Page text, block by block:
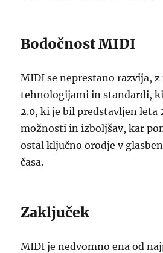
Bodočnost MIDI
MIDI se neprestano razvija,
tehnologijami in standardi,
2.0, ki je bil predstavljen leta
možnosti in izboljšav, kar
ostal ključno orodje v
časa.
Zaključek
MIDI je nedvomno ena od